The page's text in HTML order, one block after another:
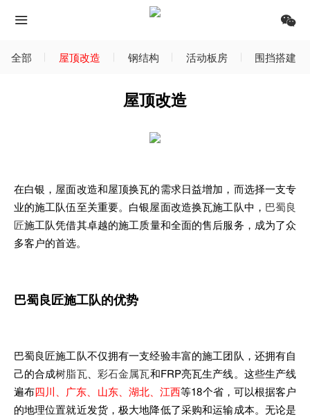
全部 屋顶改造 钢结构 活动板房 围挡搭建
屋顶改造
在白银，屋面改造和屋顶换瓦的需求日益增加，而选择一支专
业的施工队伍至关重要。白银屋面改造换瓦施工队中， 巴蜀良
匠施工队凭借其卓越的施工质量和全面的售后服务，成为了众
多客户的首选。
巴蜀良匠施工队的优势
巴蜀良匠施工队不仅拥有一支经验丰富的施工团队，还拥有自
己的合成树脂瓦、 彩石金属瓦和FRP亮瓦生产线。这些生产线
遍布四川、广东、山东、湖北、江西等18个省，可以根据客户
的地理位置就近发货，极大地降低了采购和运输成本。无论是